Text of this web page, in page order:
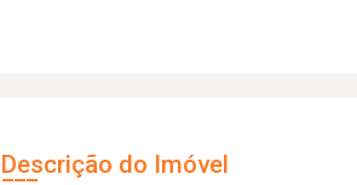
Descrição do Imóvel